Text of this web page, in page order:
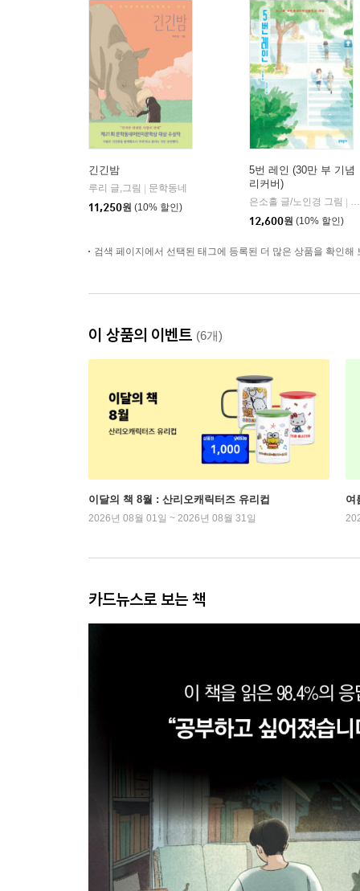
긴긴밤
루리 글,그림
문학동네
11,250원 (10% 할인)
5번 레인 (30만 부 기념
리커버)
은소홀 글/노인경 그림
12,600원 (10% 할인)
검색 페이지에서 선택된 태그에 등록된 더 많은 상품을 확인해
이 상품의 이벤트 (6개)
이달의 책 8월 : 산리오캐릭터즈 유리컵
2026년 08월 01일 ~ 2026년 08월 31일
여
카드뉴스로 보는 책